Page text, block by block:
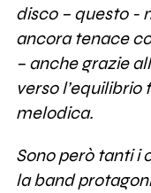
disco – questo -
ancora tenace
– anche grazie
verso
melodica.
Sono però tanti i
la band